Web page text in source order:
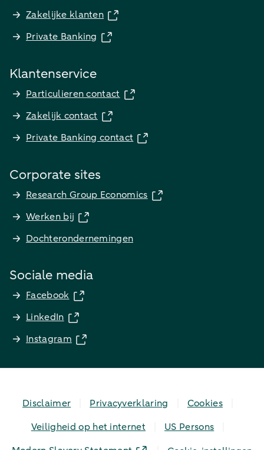
Zakelijke klanten
Private Banking
Klantenservice
Particulieren contact
Zakelijk contact
Private Banking contact
Corporate sites
Research Group Economics
Werken bij
Dochterondernemingen
Sociale media
Facebook
LinkedIn
Instagram
Disclaimer Privacyverklaring
Cookies
Veiligheid op het internet
US Persons